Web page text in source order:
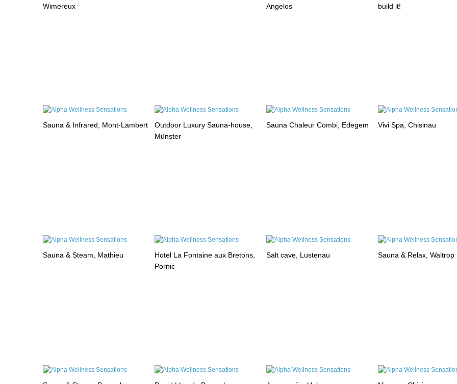
Wimereux
Angelos
build it!
Sauna & Infrared, Mont-Lambert
Outdoor Luxury Sauna-house,
Münster
Sauna Chaleur Combi, Edegem Vivi Spa, Chisinau
Sauna & Steam, Mathieu
Hotel La Fontaine aux Bretons,
Pornic
Salt cave, Lustenau Sauna & Relax, Waltrop